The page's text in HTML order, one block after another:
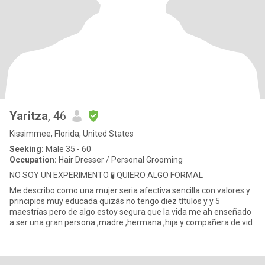
Yaritza, 46
Kissimmee, Florida, United States
Seeking: Male 35 - 60
Occupation: Hair Dresser / Personal Grooming
NO SOY UN EXPERIMENTO 🧪 QUIERO ALGO FORMAL
Me describo como una mujer seria afectiva sencilla con valores y
principios muy educada quizás no tengo diez títulos y y 5
maestrías pero de algo estoy segura que la vida me ah enseñado
a ser una gran persona ,madre ,hermana ,hija y compañera de vid